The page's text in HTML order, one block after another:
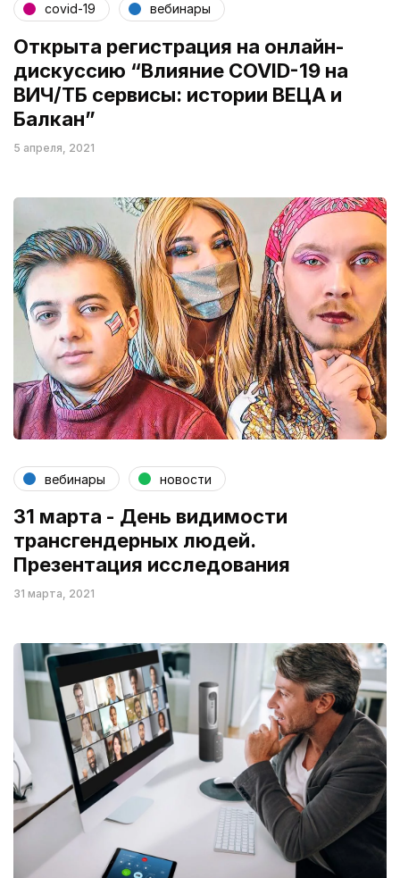
covid-19 вебинары
Открыта регистрация на онлайн-
дискуссию “Влияние COVID-19 на
ВИЧ/ТБ сервисы: истории ВЕЦА и
Балкан”
5 апреля, 2021
вебинары новости
31 марта - День видимости
трансгендерных людей.
Презентация исследования
31 марта, 2021